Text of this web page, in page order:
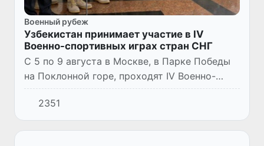
Военный рубеж
Узбекистан принимает участие в IV
Военно-спортивных играх стран СНГ
С 5 по 9 августа в Москве, в Парке Победы
на Поклонной горе, проходят IV Военно-
спортивные игры Вооруженных Сил
государств - участников Содружества
Независимых Государств, приуроче...
2351